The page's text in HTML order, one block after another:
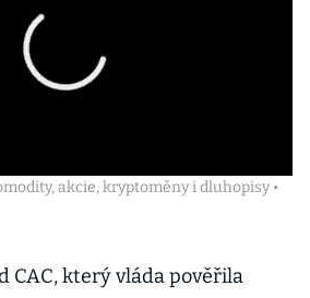
akcie, kryptoměny i dluhopisy •
CAC, který vláda pověřila